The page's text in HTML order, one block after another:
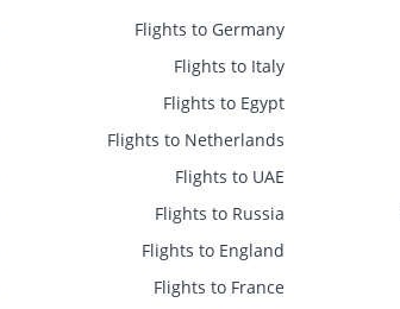
Flights to Germany
Flights to Italy
Flights to Egypt
Flights to Netherlands
Flights to UAE
Flights to Russia
Flights to England
Flights to France